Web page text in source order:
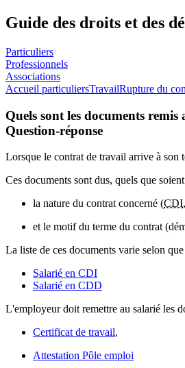
Guide des droits et des
Particuliers
Professionnels
Associations
Accueil particuliersTravailRupture du
Quels sont les documents
Question-réponse
Lorsque le contrat de travail arrive à son
Ces documents sont dus, quels que
la nature du contrat concerné (CDI,
et le motif du terme du contrat
La liste de ces documents varie selon
Salarié en CDI
Salarié en CDD
L'employeur doit remettre au salarié les
Certificat de travail,
Attestation Pôle emploi